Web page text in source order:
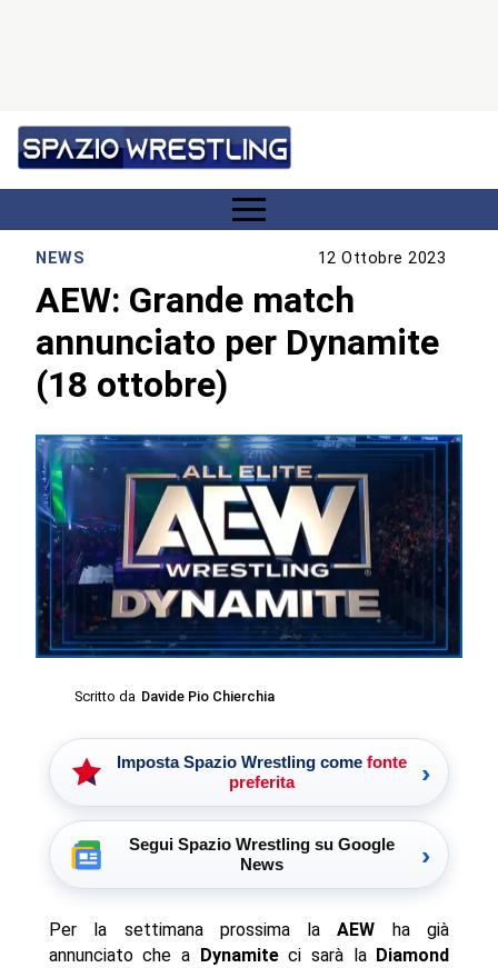
NEWS 12 Ottobre 2023
AEW: Grande match
annunciato per Dynamite
(18 ottobre)
Scritto da Davide Pio Chierchia
Imposta Spazio Wrestling come fonte
preferita
›
Segui Spazio Wrestling su Google
News
›
Per la settimana prossima laAEW ha già
annunciato che a
Dynamiteci sarà la Diamond